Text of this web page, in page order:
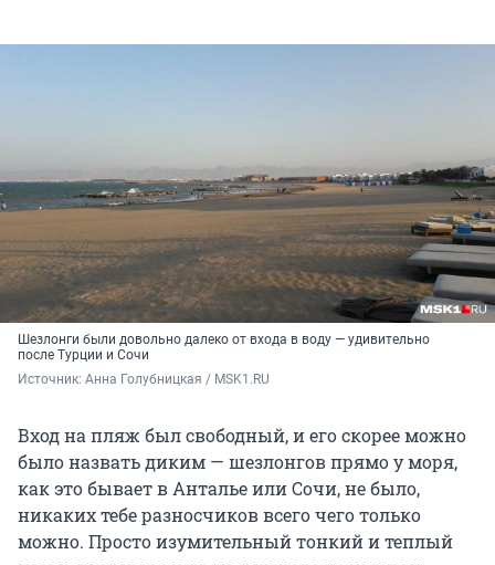
Шезлонги были довольно далеко от входа в воду — удивительно
после Турции и Сочи
Источник: Анна Голубницкая / MSK1.RU
Вход на пляж был свободный, и его скорее можно
было назвать диким — шезлонгов прямо у моря,
как это бывает в Анталье или Сочи, не было,
никаких тебе разносчиков всего чего только
можно. Просто изумительный тонкий и теплый